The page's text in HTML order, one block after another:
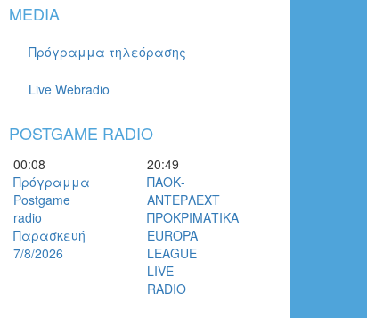
MEDIA
Πρόγραμμα τηλεόρασης
Live Webradio
POSTGAME RADIO
00:08
Πρόγραμμα
Postgame
radio
Παρασκευή
7/8/2026
20:49
ΠΑΟΚ-
ΑΝΤΕΡΛΕΧΤ
ΠΡΟΚΡΙΜΑΤΙΚΑ
EUROPA
LEAGUE
LIVE
RADIO